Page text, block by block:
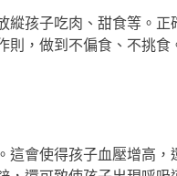
縱孩子吃肉、甜食等。
則，做到不偏食、不挑
這會使得孩子血壓增高